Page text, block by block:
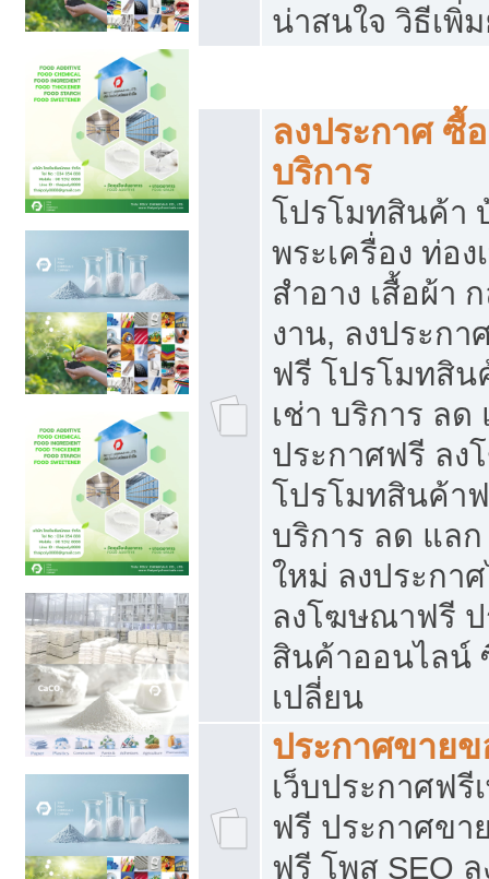
น่าสนใจ วิธีเพิ่
ลงประกาศ ซื้
บริการ
โปรโมทสินค้า
พระเครื่อง ท่อง
สำอาง เสื้อผ้า
งาน, ลงประก
ฟรี โปรโมทสิ
เช่า บริการ ลด
ประกาศฟรี ล
โปรโมทสินค้า
บริการ ลด แล
ใหม่ ลงประกา
ลงโฆษณาฟรี
สินค้าออนไลน์
เปลี่ยน
ประกาศขายข
เว็บประกาศฟรี
ฟรี ประกาศขา
ฟรี โพส SEO